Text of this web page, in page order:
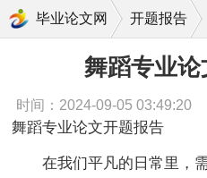
毕业论文网 开题报告
舞蹈专业
时间：2024-09-05 03:49:20
舞蹈专业论文开题报告
在我们平凡的日常里，需